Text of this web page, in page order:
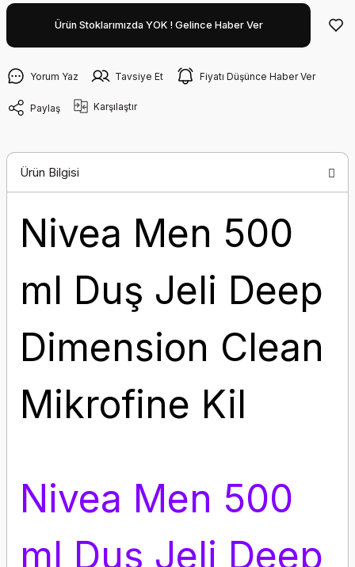
Ürün Stoklarımızda YOK ! Gelince Haber Ver
Yorum Yaz Tavsiye Et Fiyatı Düşünce Haber Ver
Paylaş Karşılaştır
Ürün Bilgisi
Nivea Men 500
ml Duş Jeli Deep
Dimension Clean
Mikrofine Kil
Nivea Men 500
ml Duş Jeli Deep